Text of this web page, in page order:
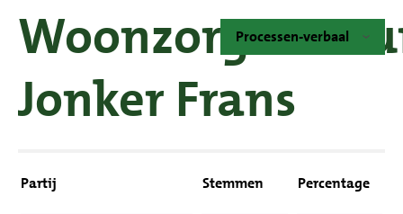
Jonker Frans
Processen-verbaal
Partij Stemmen Percentage